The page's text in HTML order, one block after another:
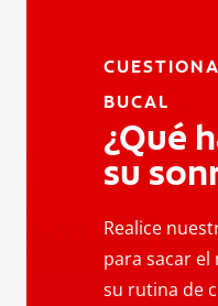
BUCAL
¿Qué
su
Realice
para sacar
su rutina de